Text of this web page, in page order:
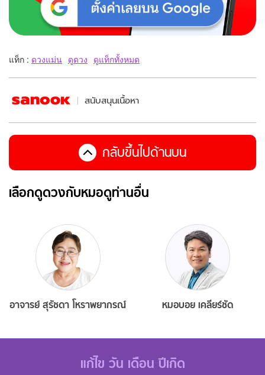
แท็ก : ดวงแม่น ดูดวง ดูแท็กทั้งหมด
สนับสนุนเนื้อหา
กลับขึ้นไปด้านบน
เลือกดูดวงกับหมอดูท่านอื่น
อาจารย์ สุรัชดา โหราพยากรณ์ หมอบอย เคลียร์ชัด
แก้ไข วัน เดือน ปีเกิด